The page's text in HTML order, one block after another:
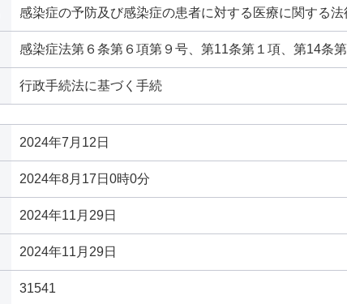
感染症の予防及び感染症の患者に対する医療に関する
感染症法第６条第６項第９号、第11条第１項、第14条
行政手続法に基づく手続
2024年7月12日
2024年8月17日0時0分
2024年11月29日
2024年11月29日
31541